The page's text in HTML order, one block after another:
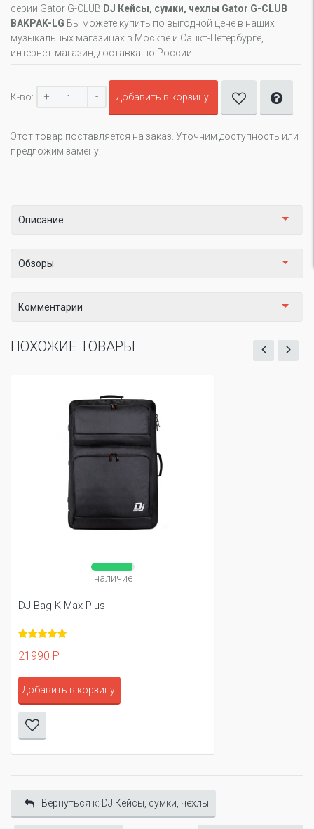
серии Gator G-CLUB DJ Кейсы, сумки, чехлы Gator G-CLUB
BAKPAK-LG Вы можете купить по выгодной цене в наших
музыкальных магазинах в Москве и Санкт-Петербурге,
интернет-магазин, доставка по России.
К-во: + - Добавить в корзину
Этот товар поставляется на заказ. Уточним доступность или
предложим замену!
Описание
Обзоры
Комментарии
ПОХОЖИЕ ТОВАРЫ
наличие
DJ Bag K-Max Plus
21990 Р
Добавить в корзину
Вернуться к: DJ Кейсы, сумки, чехлы